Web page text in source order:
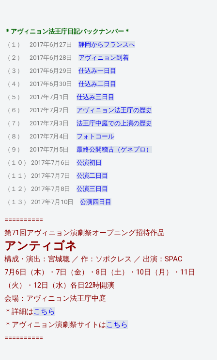
＊アヴィニョン法王庁日記バックナンバー＊
（１） 2017年6月27日 静岡からフランスへ
（２） 2017年6月28日 アヴィニョン到着
（３） 2017年6月29日 仕込み一日目
（４） 2017年6月30日 仕込み二日目
（５） 2017年7月1日 仕込み三日目
（６） 2017年7月2日 アヴィニョン法王庁の歴史
（７） 2017年7月3日 法王庁中庭での上演の歴史
（８） 2017年7月4日 フォトコール
（９） 2017年7月5日 最終公開稽古（ゲネプロ）
（１０） 2017年7月6日 公演初日
（１１） 2017年7月7日 公演二日目
（１２） 2017年7月8日 公演三日目
（１３） 2017年7月10日 公演四日目
==========
第71回アヴィニョン演劇祭オープニング招待作品
アンティゴネ
構成・演出：宮城聰 ／ 作：ソポクレス ／ 出演：SPAC
7月6日（木）・7日（金）・8日（土）・10日（月）・11日
（火）・12日（水）各日22時開演
会場：アヴィニョン法王庁中庭
＊詳細はこちら
＊アヴィニョン演劇祭サイトはこちら
==========